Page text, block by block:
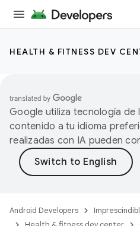
HEALTH & FITNESS DEV
Google utiliza tecnología de
contenido a tu idioma
realizadas con IA pueden
Android Developers